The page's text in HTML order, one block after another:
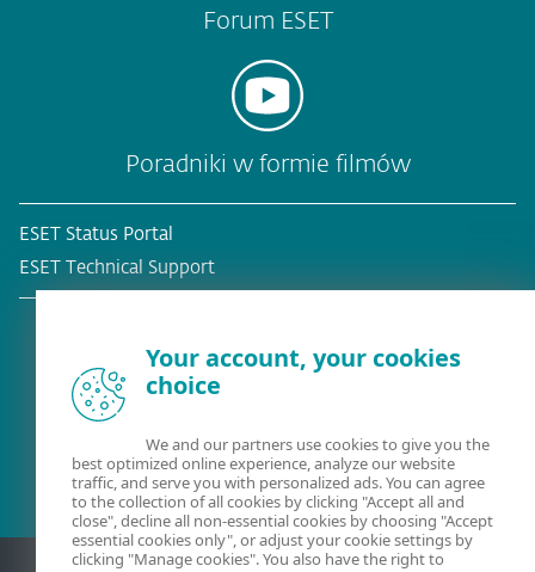
Forum ESET
Poradniki w formie filmów
ESET Status Portal
ESET Technical Support
Your account, your cookies
choice
We and our partners use cookies to give you the
best optimized online experience, analyze our website
traffic, and serve you with personalized ads. You can agree
to the collection of all cookies by clicking "Accept all and
close", decline all non-essential cookies by choosing "Accept
essential cookies only", or adjust your cookie settings by
clicking "Manage cookies". You also have the right to